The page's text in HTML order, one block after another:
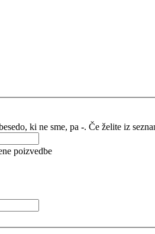
ki ne sme, pa -. Če želite iz
poizvedbe